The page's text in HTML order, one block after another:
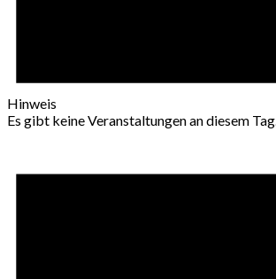
Hinweis
Es gibt keine Veranstaltungen an diesem Tag.